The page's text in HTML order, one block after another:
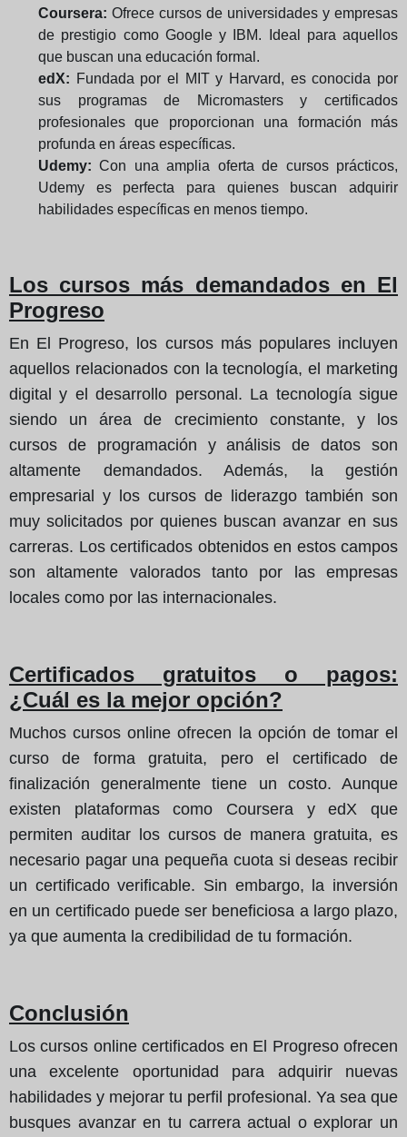
Coursera: Ofrece cursos de universidades y empresas
de prestigio como Google y IBM. Ideal para aquellos
que buscan una educación formal.
edX: Fundada por el MIT y Harvard, es conocida por
sus programas de Micromasters y certificados
profesionales que proporcionan una formación más
profunda en áreas específicas.
Udemy: Con una amplia oferta de cursos prácticos,
Udemy es perfecta para quienes buscan adquirir
habilidades específicas en menos tiempo.
Los cursos más demandados en El
Progreso
En El Progreso, los cursos más populares incluyen
aquellos relacionados con la tecnología, el marketing
digital y el desarrollo personal. La tecnología sigue
siendo un área de crecimiento constante, y los
cursos de programación y análisis de datos son
altamente demandados. Además, la gestión
empresarial y los cursos de liderazgo también son
muy solicitados por quienes buscan avanzar en sus
carreras. Los certificados obtenidos en estos campos
son altamente valorados tanto por las empresas
locales como por las internacionales.
Certificados gratuitos o pagos:
¿Cuál es la mejor opción?
Muchos cursos online ofrecen la opción de tomar el
curso de forma gratuita, pero el certificado de
finalización generalmente tiene un costo. Aunque
existen plataformas como Coursera y edX que
permiten auditar los cursos de manera gratuita, es
necesario pagar una pequeña cuota si deseas recibir
un certificado verificable. Sin embargo, la inversión
en un certificado puede ser beneficiosa a largo plazo,
ya que aumenta la credibilidad de tu formación.
Conclusión
Los cursos online certificados en El Progreso ofrecen
una excelente oportunidad para adquirir nuevas
habilidades y mejorar tu perfil profesional. Ya sea que
busques avanzar en tu carrera actual o explorar un